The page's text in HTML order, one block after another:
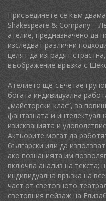
Присъединете се към
Shakespeare & Company -
ателие, предназначено да
изследват различни
целят да изградят
въображение връзка с
Ателието ще съчетае
богата индивидуална
„майсторски клас”, за
фантазната и
изискванията и
Актьорите могат да
български или да
ако познанията им
включва анализ на текста;
индивидуална връзка на
част от световното
световния пейзаж на